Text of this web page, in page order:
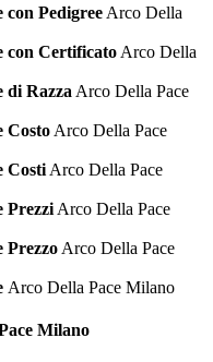
Pedigree Arco Della
con Certificato Arco Della
di Razza Arco Della Pace
Costo Arco Della Pace
Costi Arco Della Pace
Prezzi Arco Della Pace
Prezzo Arco Della Pace
Arco Della Pace Milano
Milano